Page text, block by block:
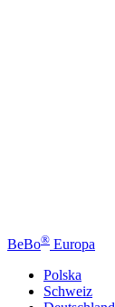
BeBo® Europa
Polska
Schweiz